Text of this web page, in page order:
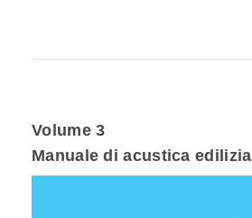
Volume 3
Manuale di acustica edilizia